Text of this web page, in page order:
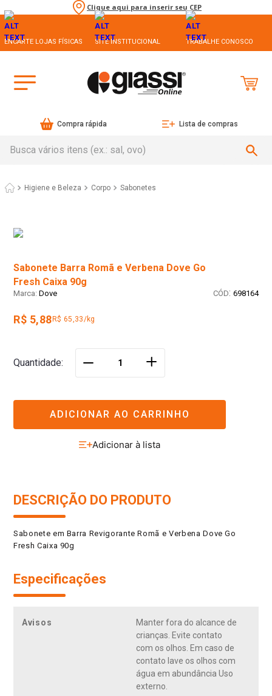
Clique aqui para inserir seu CEP
ENCARTE LOJAS FÍSICAS SITE INSTITUCIONAL TRABALHE CONOSCO
Compra rápida Lista de compras
Higiene e Beleza Corpo Sabonetes
Sabonete Barra Romã e Verbena Dove Go
Fresh Caixa 90g
Dove : 698164
R$ 5,88 R$ 65,33/kg
Quantidade ＋
ADICIONAR AO CARRINHO
DESCRIÇÃO DO PRODUTO
Sabonete em Barra Revigorante Romã e Verbena Dove Go
Fresh Caixa 90g
Especificações
Avisos
Manter fora do alcance de
crianças. Evite contato
com os olhos. Em caso de
contato lave os olhos com
água em abundância Uso
externo.